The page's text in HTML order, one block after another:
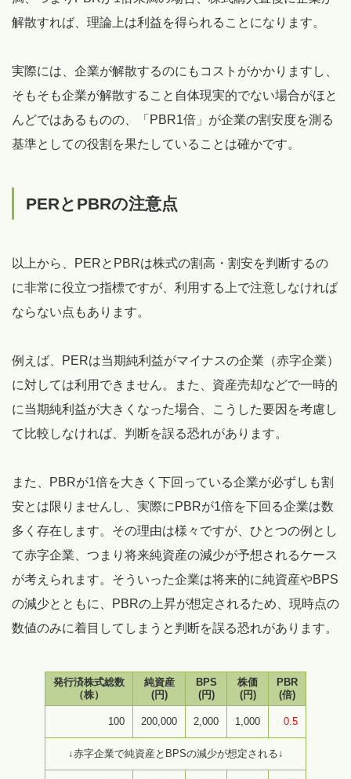
解散すれば、理論上は利益を得られることになります。
実際には、企業が解散するのにもコストがかかりますし、
そもそも企業が解散すること自体現実的でない場合がほと
んどではあるものの、「PBR1倍」が企業の割安度を測る
基準としての役割を果たしていることは確かです。
PERとPBRの注意点
以上から、PERとPBRは株式の割高・割安を判断するの
に非常に役立つ指標ですが、利用する上で注意しなければ
ならない点もあります。
例えば、PERは当期純利益がマイナスの企業（赤字企業）
に対しては利用できません。また、資産売却などで一時的
に当期純利益が大きくなった場合、こうした要因を考慮し
て比較しなければ、判断を誤る恐れがあります。
また、PBRが1倍を大きく下回っている企業が必ずしも割
安とは限りませんし、実際にPBRが1倍を下回る企業は数
多く存在します。その理由は様々ですが、ひとつの例とし
て赤字企業、つまり将来純資産の減少が予想されるケース
が考えられます。そういった企業は将来的に純資産やBPS
の減少とともに、PBRの上昇が想定されるため、現時点の
数値のみに着目してしまうと判断を誤る恐れがあります。
発行済株式総数
（株）
純資産
(円)
BPS
(円)
株価
(円)
PBR
(倍)
100 200,000 2,000 1,000 0.5
↓赤字企業で純資産とBPSの減少が想定される↓